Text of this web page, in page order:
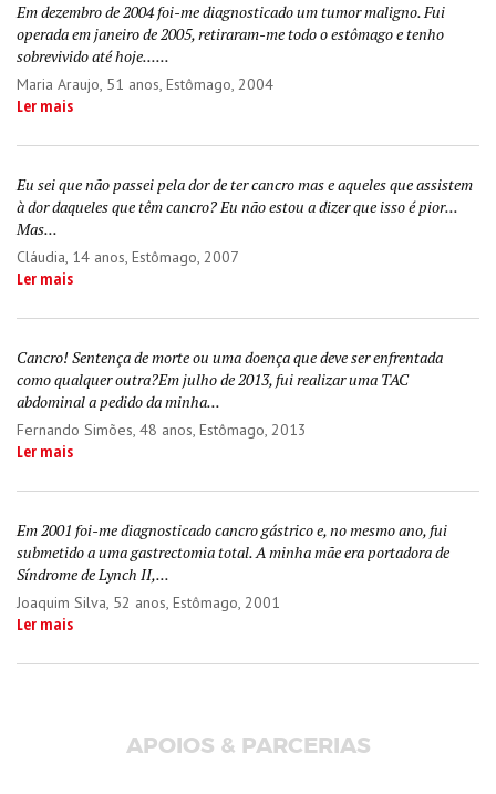
Em dezembro de 2004 foi-me diagnosticado um tumor maligno. Fui
operada em janeiro de 2005, retiraram-me todo o estômago e tenho
sobrevivido até hoje......
Maria Araujo, 51 anos, Estômago, 2004
Ler mais
Eu sei que não passei pela dor de ter cancro mas e aqueles que assistem
à dor daqueles que têm cancro? Eu não estou a dizer que isso é pior...
Mas...
Cláudia, 14 anos, Estômago, 2007
Ler mais
Cancro! Sentença de morte ou uma doença que deve ser enfrentada
como qualquer outra?Em julho de 2013, fui realizar uma TAC
abdominal a pedido da minha...
Fernando Simões, 48 anos, Estômago, 2013
Ler mais
Em 2001 foi-me diagnosticado cancro gástrico e, no mesmo ano, fui
submetido a uma gastrectomia total. A minha mãe era portadora de
Síndrome de Lynch II,...
Joaquim Silva, 52 anos, Estômago, 2001
Ler mais
APOIOS & PARCERIAS